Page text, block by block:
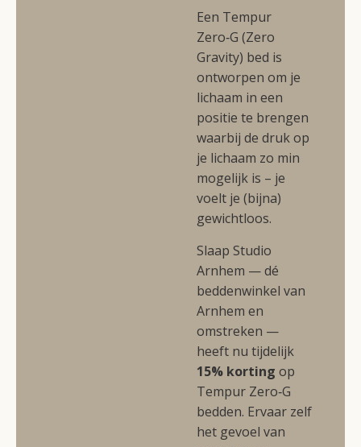
Een Tempur
Zero‑G (Zero
Gravity) bed is
ontworpen om je
lichaam in een
positie te brengen
waarbij de druk op
je lichaam zo min
mogelijk is – je
voelt je (bijna)
gewichtloos.
Slaap Studio
Arnhem — dé
beddenwinkel van
Arnhem en
omstreken —
heeft nu tijdelijk
15% korting op
Tempur Zero‑G
bedden. Ervaar zelf
het gevoel van